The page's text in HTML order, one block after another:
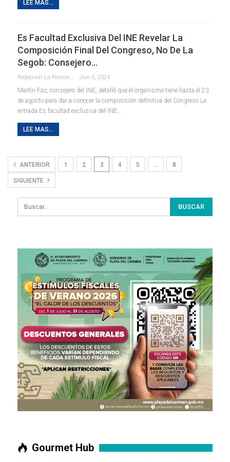
LEE MAS...
Es Facultad Exclusiva Del INE Revelar La
Composición Final Del Congreso, No De La
Segob: Consejero…
Redaccion La Pancarta De Quintana Roo Jun 5, 2024
Martín Faz, consejero del INE, detalló que el organismo tiene hasta el 23
de agosto para dar a conocer la composición definitiva del Congreso La
entrada Es facultad exclusiva del INE…
LEE MAS...
ANTERIOR 1 2 3 4 5 … 8
SIGUIENTE
Gourmet Hub